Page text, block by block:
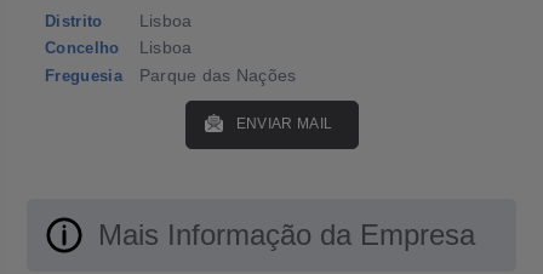
Distrito Lisboa
Concelho Lisboa
Freguesia Parque das Nações
ENVIAR MAIL
Mais Informação da Empresa